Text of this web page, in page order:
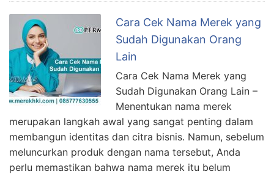
Cara Cek Nama Merek yang
Sudah Digunakan Orang
Lain
Cara Cek Nama Merek yang
Sudah Digunakan Orang Lain –
Menentukan nama merek
merupakan langkah awal yang sangat penting dalam
membangun identitas dan citra bisnis. Namun, sebelum
meluncurkan produk dengan nama tersebut, Anda
perlu memastikan bahwa nama merek itu belum